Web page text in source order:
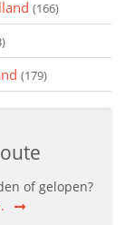
(166)
(179)
of gelopen?